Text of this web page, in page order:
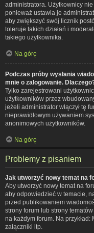
administratora. Użytkownicy
ponieważ ustawia je
aby zwiększyć swój licznik
toleruje takich działań i
takiego użytkownika.
Na górę
Podczas próby wysłania
mnie o zalogowanie.
Tylko zarejestrowani
użytkowników przez
jeżeli administrator włączył tę
nieprawidłowym używaniem
anonimowych użytkowników.
Na górę
Problemy z pisaniem
Jak utworzyć nowy temat na
Aby utworzyć nowy temat na
aby odpowiedzieć w temacie,
przed publikowaniem
strony forum lub strony
na każdym forum. Na
załączniki itp.